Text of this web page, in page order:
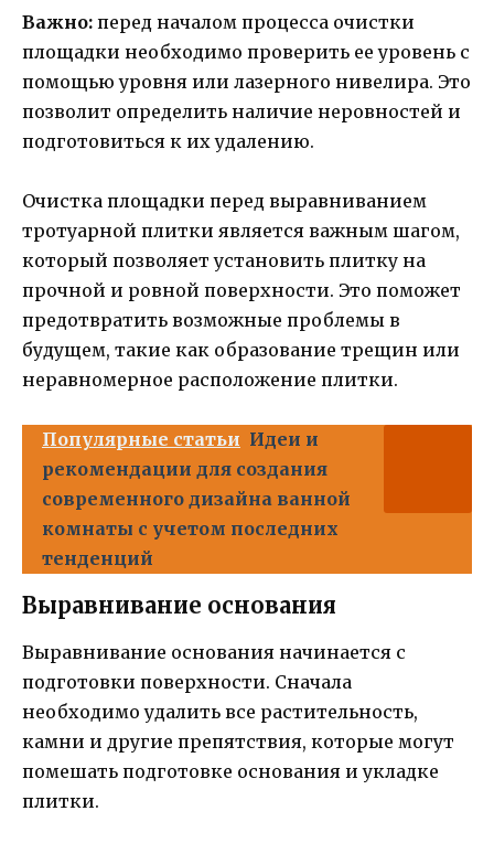
Важно: перед началом процесса очистки
площадки необходимо проверить ее уровень с
помощью уровня или лазерного нивелира. Это
позволит определить наличие неровностей и
подготовиться к их удалению.
Очистка площадки перед выравниванием
тротуарной плитки является важным шагом,
который позволяет установить плитку на
прочной и ровной поверхности. Это поможет
предотвратить возможные проблемы в
будущем, такие как образование трещин или
неравномерное расположение плитки.
Популярные статьи Идеи и
рекомендации для создания
современного дизайна ванной
комнаты с учетом последних
тенденций
Выравнивание основания
Выравнивание основания начинается с
подготовки поверхности. Сначала
необходимо удалить все растительность,
камни и другие препятствия, которые могут
помешать подготовке основания и укладке
плитки.